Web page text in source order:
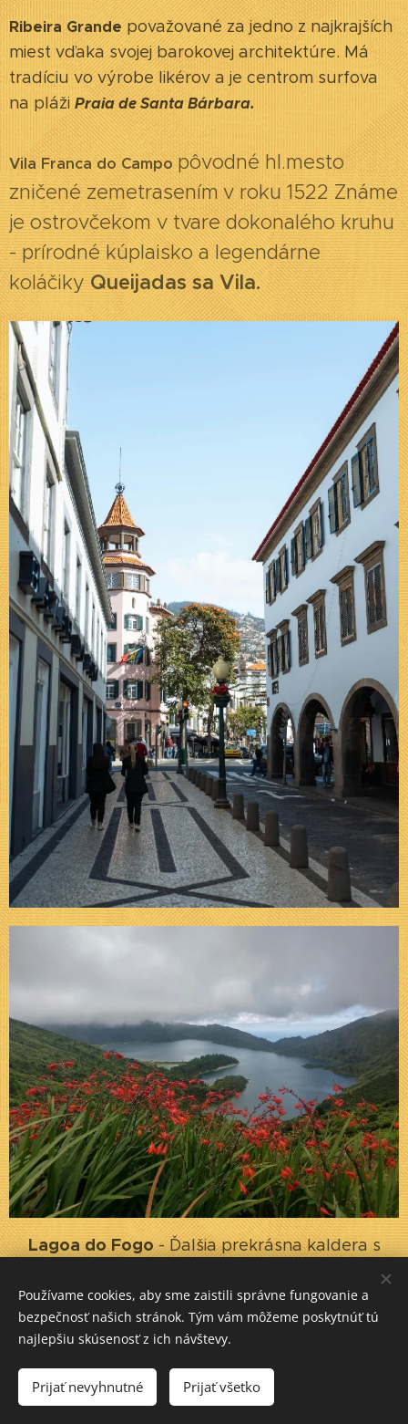
Ribeira Grandepovažované za jedno z najkrajších
miest vďaka svojej barokovej architektúre. Má
tradíciu vo výrobe likérov a je centrom surfova
na plážiPraia de Santa Bárbara.
Vila Franca do Campopôvodné hl.mesto
zničené zemetrasením v roku 1522 Známe
je ostrovčekom v tvare dokonalého kruhu
- prírodné kúplaisko a legendárne
koláčikyQueijadas sa Vila.
Lagoa do Fogo- Ďalšia prekrásna kaldera s
Používame cookies, aby sme zaistili správne fungovanie a
bezpečnosť našich stránok. Tým vám môžeme poskytnúť tú
najlepšiu skúsenosť z ich návštevy.
Prijať nevyhnutné Prijať všetko